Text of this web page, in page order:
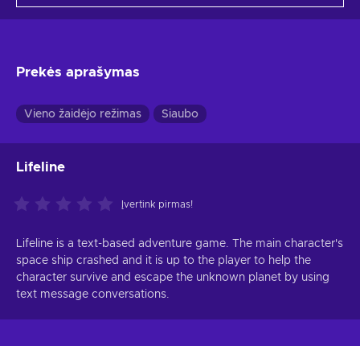
Prekės aprašymas
Vieno žaidėjo režimas Siaubo
Lifeline
Įvertink pirmas!
Lifeline is a text-based adventure game. The main character's
space ship crashed and it is up to the player to help the
character survive and escape the unknown planet by using
text message conversations.